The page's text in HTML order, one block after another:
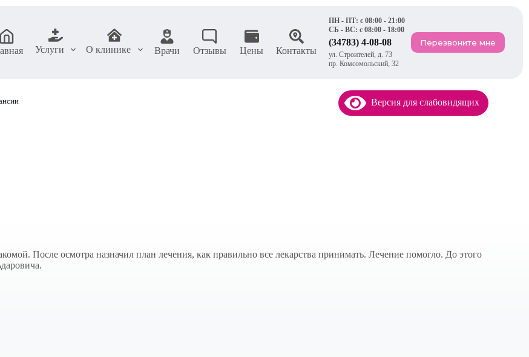
Услуги О клинике Врачи Отзывы Цены Контакты
ПН - ПТ: с 08:00 - 21:00
СБ - ВС: с 08:00 - 18:00
(34783) 4-08-08
ул. Строителей, д. 73
пр. Комсомольский, 32
Перезвоните мне
Версия для слабовидящих
После осмотра назначил план лечения, как правильно все лекарства принимать. Лечение помогло. До этого